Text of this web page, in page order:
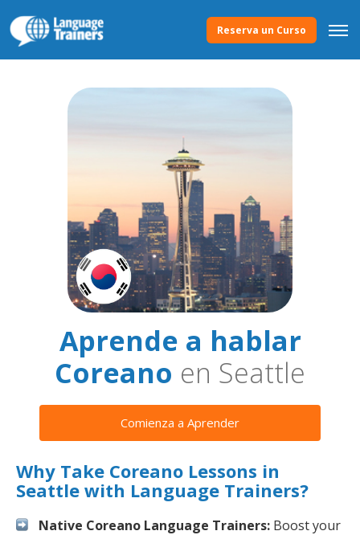
Reserva un Curso
Aprende a hablar
Coreano en Seattle
Comienza a Aprender
Why Take Coreano Lessons in
Seattle with Language Trainers?
Native Coreano Language Trainers: Boost your